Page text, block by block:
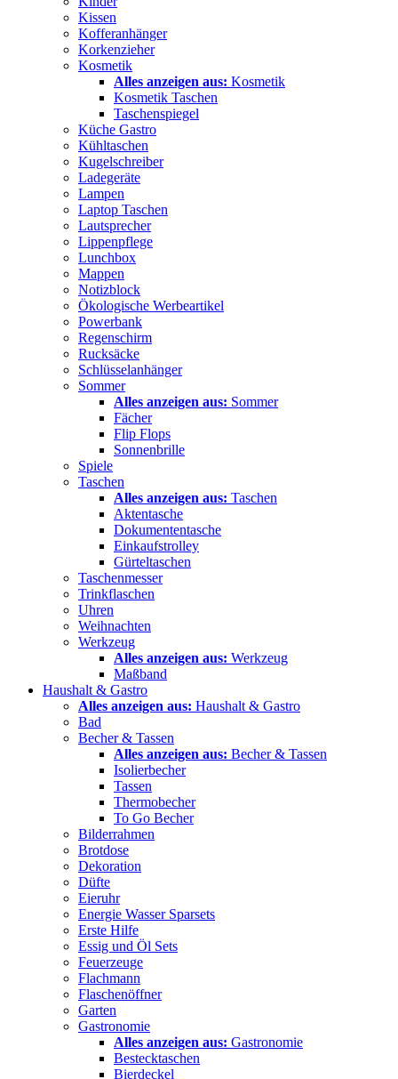
Kissen
Kofferanhänger
Korkenzieher
Kosmetik
Alles anzeigen aus: Kosmetik
Kosmetik Taschen
Taschenspiegel
Küche Gastro
Kühltaschen
Kugelschreiber
Ladegeräte
Lampen
Laptop Taschen
Lautsprecher
Lippenpflege
Lunchbox
Mappen
Notizblock
Ökologische Werbeartikel
Powerbank
Regenschirm
Rucksäcke
Schlüsselanhänger
Sommer
Alles anzeigen aus: Sommer
Fächer
Flip Flops
Sonnenbrille
Spiele
Taschen
Alles anzeigen aus: Taschen
Aktentasche
Dokumententasche
Einkaufstrolley
Gürteltaschen
Taschenmesser
Trinkflaschen
Uhren
Weihnachten
Werkzeug
Alles anzeigen aus: Werkzeug
Maßband
Haushalt & Gastro
Alles anzeigen aus: Haushalt & Gastro
Bad
Becher & Tassen
Alles anzeigen aus: Becher & Tassen
Isolierbecher
Tassen
Thermobecher
To Go Becher
Bilderrahmen
Brotdose
Dekoration
Düfte
Eieruhr
Energie Wasser Sparsets
Erste Hilfe
Essig und Öl Sets
Feuerzeuge
Flachmann
Flaschenöffner
Garten
Gastronomie
Alles anzeigen aus: Gastronomie
Bestecktaschen
Bierdeckel